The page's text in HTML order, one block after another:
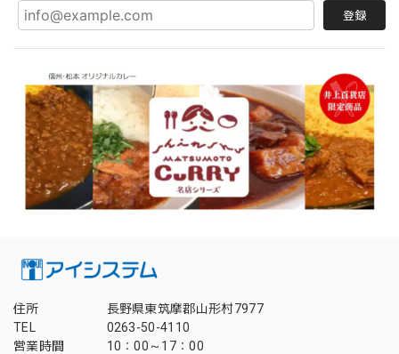
登録
住所
長野県東筑摩郡山形村7977
TEL
0263-50-4110
営業時間
10：00～17：00